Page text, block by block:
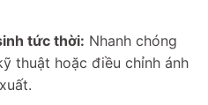
tức thời: Nhanh chóng
thuật hoặc điều chỉnh ánh